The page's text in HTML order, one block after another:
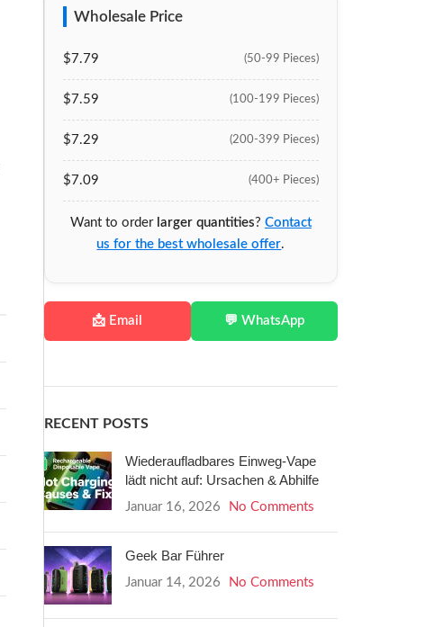
Wholesale Price
$7.79 (50-99 Pieces)
$7.59 (100-199 Pieces)
$7.29 (200-399 Pieces)
$7.09 (400+ Pieces)
Want to order larger quantities? Contact
us for the best wholesale offer.
📩 Email 💬 WhatsApp
RECENT POSTS
Wiederaufladbares Einweg-Vape
lädt nicht auf: Ursachen & Abhilfe
Januar 16, 2026 No Comments
Geek Bar Führer
Januar 14, 2026 No Comments